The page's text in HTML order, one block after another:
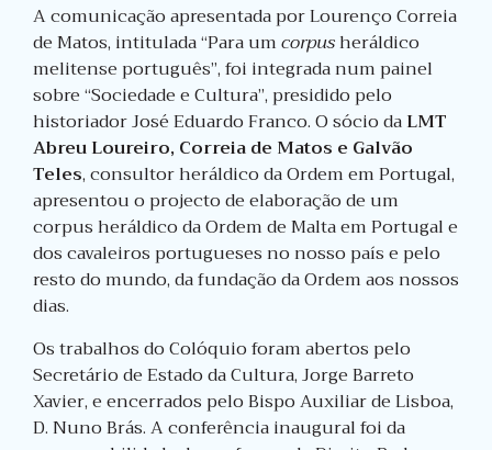
A comunicação apresentada por Lourenço Correia
de Matos, intitulada “Para umcorpusheráldico
melitense português”, foi integrada num painel
sobre “Sociedade e Cultura”, presidido pelo
historiador José Eduardo Franco. O sócio daLMT
Abreu Loureiro, Correia de Matos e Galvão
Teles, consultor heráldico da Ordem em Portugal,
apresentou o projecto de elaboração de um
corpus heráldico da Ordem de Malta em Portugal e
dos cavaleiros portugueses no nosso país e pelo
resto do mundo, da fundação da Ordem aos nossos
dias.
Os trabalhos do Colóquio foram abertos pelo
Secretário de Estado da Cultura, Jorge Barreto
Xavier, e encerrados pelo Bispo Auxiliar de Lisboa,
D. Nuno Brás. A conferência inaugural foi da